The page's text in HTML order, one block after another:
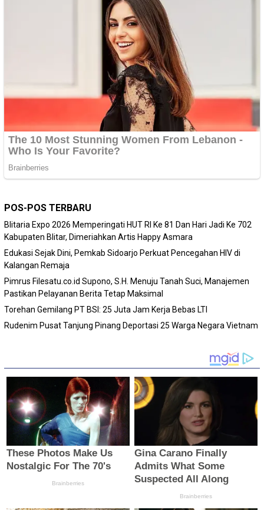
POS-POS TERBARU
Blitaria Expo 2026 Memperingati HUT RI Ke 81 Dan Hari Jadi Ke 702
Kabupaten Blitar, Dimeriahkan Artis Happy Asmara
Edukasi Sejak Dini, Pemkab Sidoarjo Perkuat Pencegahan HIV di
Kalangan Remaja
Pimrus Filesatu.co.id Supono, S.H. Menuju Tanah Suci, Manajemen
Pastikan Pelayanan Berita Tetap Maksimal
Torehan Gemilang PT BSI: 25 Juta Jam Kerja Bebas LTI
Rudenim Pusat Tanjung Pinang Deportasi 25 Warga Negara Vietnam